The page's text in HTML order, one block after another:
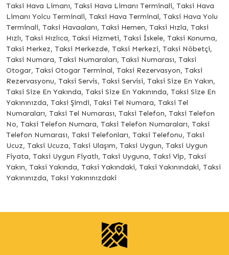
Taksi Hava Limanı, Taksi Hava Limanı Terminali, Taksi Hava
Limanı Yolcu Terminali, Taksi Hava Terminal, Taksi Hava Yolu
Terminali, Taksi Havaalanı, Taksi Hemen, Taksi Hızla, Taksi
Hızlı, Taksi Hızlıca, Taksi Hizmeti, Taksi İskele, Taksi Konuma,
Taksi Merkez, Taksi Merkezde, Taksi Merkezi, Taksi Nöbetçi,
Taksi Numara, Taksi Numaraları, Taksi Numarası, Taksi
Otogar, Taksi Otogar Terminal, Taksi Rezervasyon, Taksi
Rezervasyonu, Taksi Servis, Taksi Servisi, Taksi Size En Yakın,
Taksi Size En Yakında, Taksi Size En Yakınında, Taksi Size En
Yakınınızda, Taksi Şimdi, Taksi Tel Numara, Taksi Tel
Numaraları, Taksi Tel Numarası, Taksi Telefon, Taksi Telefon
No, Taksi Telefon Numara, Taksi Telefon Numaraları, Taksi
Telefon Numarası, Taksi Telefonları, Taksi Telefonu, Taksi
Ucuz, Taksi Ucuza, Taksi Ulaşım, Taksi Uygun, Taksi Uygun
Fiyata, Taksi Uygun Fiyatlı, Taksi Uyguna, Taksi Vip, Taksi
Yakın, Taksi Yakında, Taksi Yakındaki, Taksi Yakınındaki, Taksi
Yakınınızda, Taksi Yakınınızdaki